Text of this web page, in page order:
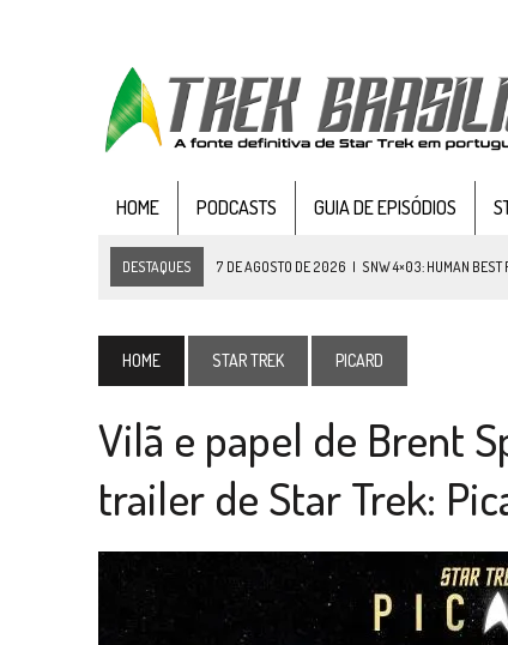
HOME PODCASTS GUIA DE EPISÓDIOS
DESTAQUES 7 DE AGOSTO DE 2026 | SNW 4×03: HUMAN BEST
4 DE AGOSTO DE 2026 | REVISITANDO “HIDE AND Q” (TNG 1×09)
3 DE AGOSTO DE 2026 VEJA FOTOS DO TERCEIRO EPISÓDIO DA
3 DE AGOSTO DE 2026 PARAMOUNT E CBS DERRUBAM NOVO
2 DE AGOSTO DE 2026 TB AO VIVO | STAR TREK: STRANGE NEW
31 DE JULHO DE 2026 GRANDES JORNADAS | QUATRO
7 DE AGOSTO DE 2026 GRANDES JORNADAS | SEIS EPISÓDIOS
HOME STAR TREK PICARD
Vilã e papel de Brent
trailer de Star Trek: